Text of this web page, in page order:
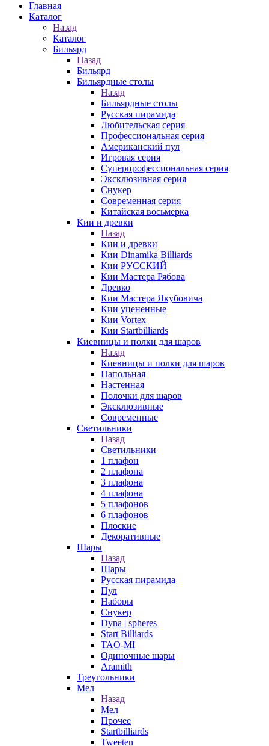
Главная
Каталог
Назад
Каталог
Бильярд
Назад
Бильярд
Бильярдные столы
Назад
Бильярдные столы
Русская пирамида
Любительская серия
Профессиональная серия
Американский пул
Игровая серия
Суперпрофессиональная серия
Эксклюзивная серия
Снукер
Современная серия
Китайская восьмерка
Кии и древки
Назад
Кии и древки
Кии Dinamika Billiards
Кии РУССКИЙ
Кии Мастера Рябова
Древко
Кии Мастера Якубовича
Кии уцененные
Кии Vortex
Кии Startbilliards
Киевницы и полки для шаров
Назад
Киевницы и полки для шаров
Напольная
Настенная
Полочки для шаров
Эксклюзивные
Современные
Светильники
Назад
Светильники
1 плафон
2 плафона
3 плафона
4 плафона
5 плафонов
6 плафонов
Плоские
Декоративные
Шары
Назад
Шары
Русская пирамида
Пул
Наборы
Снукер
Dyna | spheres
Start Billiards
TAO-MI
Одиночные шары
Aramith
Треугольники
Мел
Назад
Мел
Прочее
Startbilliards
Tweeten